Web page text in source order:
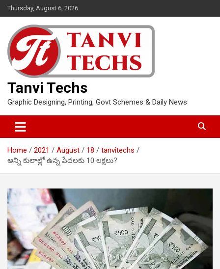
Skip
to
content
Thursday, August 6, 2026
Tanvi Techs
Graphic Designing, Printing, Govt Schemes & Daily News
Home 2021 August 18
tanvitechs
అన్ని కులాల్లో ఉన్న పేదలకు 10 లక్షలు?